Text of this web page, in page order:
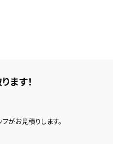
ます！
がお見積りします。